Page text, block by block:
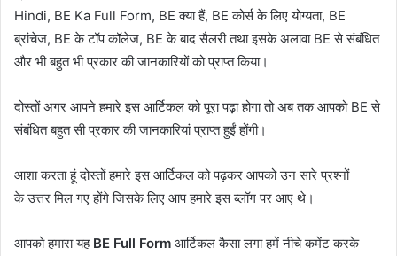
Hindi, BE Ka Full Form, BE क्या हैं, BE कोर्स के लिए योग्यता, BE
ब्रांचेज, BE के टॉप कॉलेज, BE के बाद सैलरी तथा इसके अलावा BE से संबंधित
और भी बहुत भी प्रकार की जानकारियों को प्राप्त किया।
दोस्तों अगर आपने हमारे इस आर्टिकल को पूरा पढ़ा होगा तो अब तक आपको BE से
संबंधित बहुत सी प्रकार की जानकारियां प्राप्त हुईं होंगी।
आशा करता हूं दोस्तों हमारे इस आर्टिकल को पढ़कर आपको उन सारे प्रश्नों
के उत्तर मिल गए होंगे जिसके लिए आप हमारे इस ब्लॉग पर आए थे।
आपको हमारा यह BE Full Form आर्टिकल कैसा लगा हमें नीचे कमेंट करके